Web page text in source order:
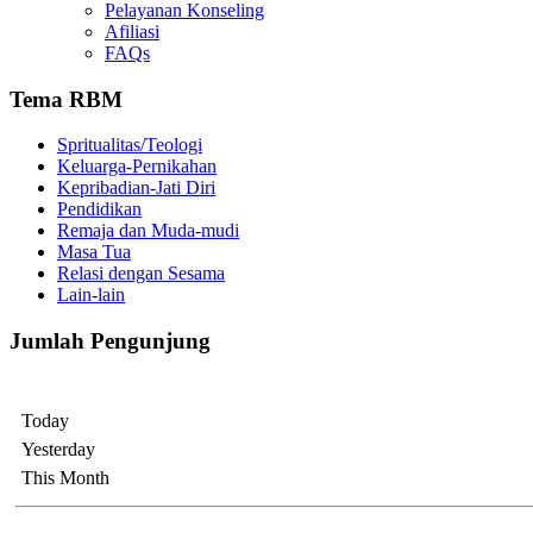
Pelayanan Konseling
Afiliasi
FAQs
Tema RBM
Spritualitas/Teologi
Keluarga-Pernikahan
Kepribadian-Jati Diri
Pendidikan
Remaja dan Muda-mudi
Masa Tua
Relasi dengan Sesama
Lain-lain
Jumlah Pengunjung
Today
Yesterday
This Month